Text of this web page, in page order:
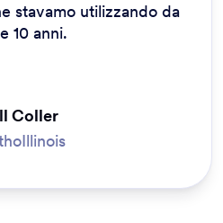
stavamo utilizzando da
10 anni.
Coller